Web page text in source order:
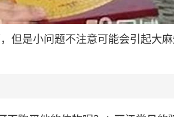
但是小问题不注意可能会引起大